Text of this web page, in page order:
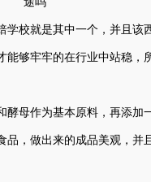
校就是其中一个，并且该
够牢牢的在行业中站稳，
母作为基本原料，再添加
，做出来的成品美观，并